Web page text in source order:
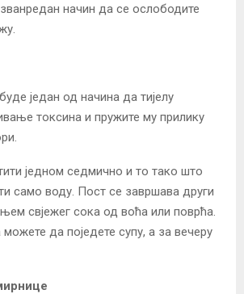
начин да се ослободите
један од начина да тијелу
токсина и пружите му прилику
једном седмично и то тако што
само воду. Пост се завршава други
свјежег сока од воћа или поврћа.
можете да поједете супу, а за вечеру